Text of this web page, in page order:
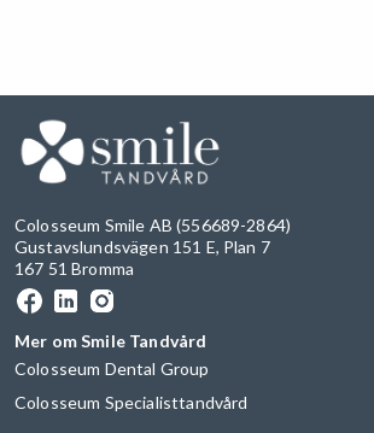
Colosseum Smile AB (556689-2864)
Gustavslundsvägen 151 E, Plan 7
167 51 Bromma
Mer om Smile Tandvård
Colosseum Dental Group
Colosseum Specialisttandvård